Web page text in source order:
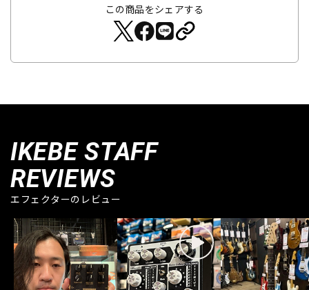
この商品をシェアする
IKEBE STAFF
REVIEWS
エフェクターのレビュー